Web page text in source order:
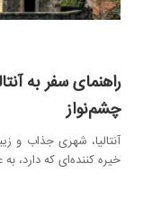
راهنمای سفر به
چشم‌نواز
آنتالیا، شهری جذاب و
خیره کننده‌ای که دارد، به